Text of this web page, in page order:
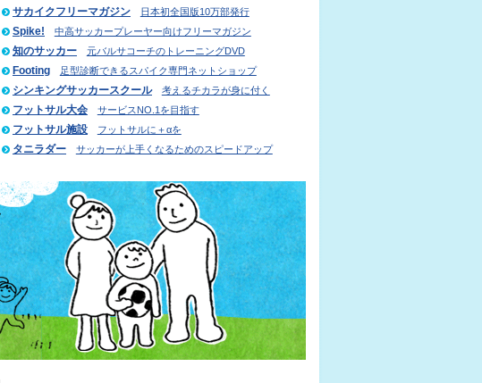
サカイクフリーマガジン 日本初全国版10万部発行
Spike! 中高サッカープレーヤー向けフリーマガジン
知のサッカー 元バルサコーチのトレーニングDVD
Footing 足型診断できるスパイク専門ネットショップ
シンキングサッカースクール 考えるチカラが身に付く
フットサル大会 サービスNO.1を目指す
フットサル施設 フットサルに＋αを
タニラダー サッカーが上手くなるためのスピードアップ